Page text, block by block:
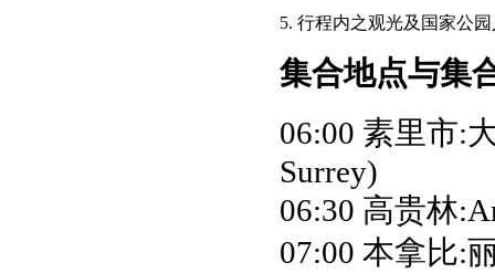
5. 行程内之观光及国家公
集合地点与集
06:00 素里市:
Surrey)
06:30 高贵林
07:00 本拿比: